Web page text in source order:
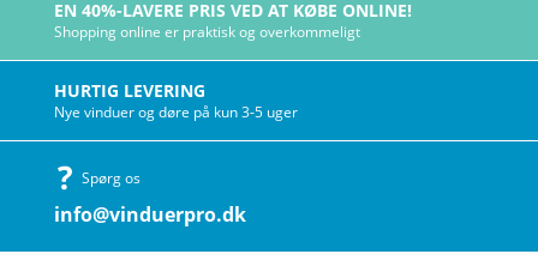
EN 40%-LAVERE PRIS VED AT KØBE ONLINE!
Shopping online er praktisk og overkommeligt
HURTIG LEVERING
Nye vinduer og døre på kun 3-5 uger
Spørg os
info@vinduerpro.dk